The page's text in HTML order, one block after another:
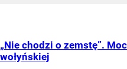
„Nie chodzi o zemstę”.
wołyńskiej